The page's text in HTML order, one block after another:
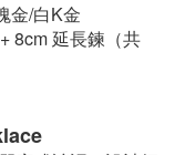
金/白K金
延長鍊（共